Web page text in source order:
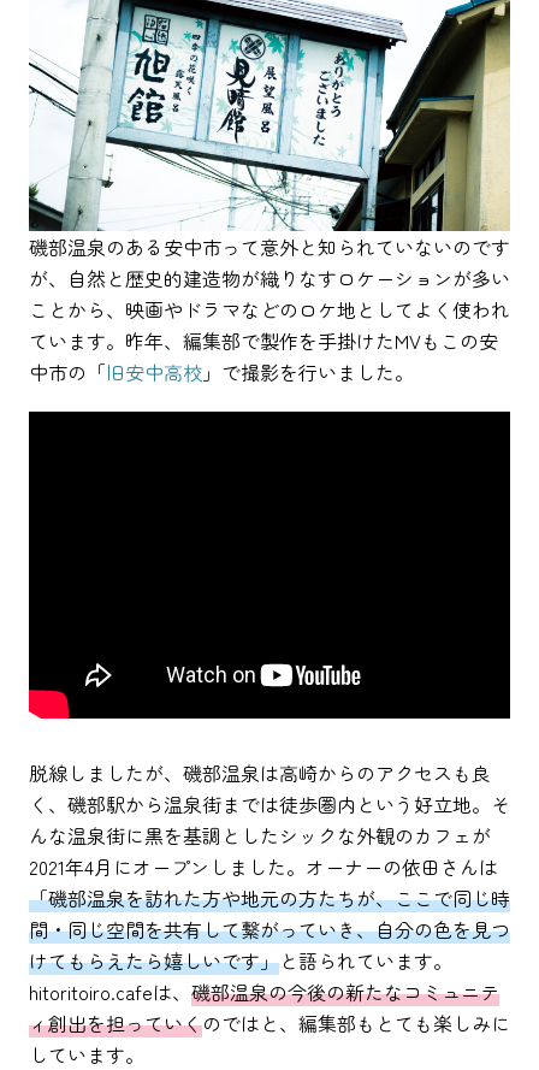
磯部温泉のある安中市って意外と知られていないのです
が、自然と歴史的建造物が織りなすロケーションが多い
ことから、映画やドラマなどのロケ地としてよく使われ
ています。昨年、編集部で製作を手掛けたMVもこの安
中市の「旧安中高校 」で撮影を行いました。
脱線しましたが、磯部温泉は高崎からのアクセスも良
く、磯部駅から温泉街までは徒歩圏内という好立地。そ
んな温泉街に黒を基調としたシックな外観のカフェが
2021年4月にオープンしました。オーナーの依田さんは
「磯部温泉を訪れた方や地元の方たちが、ここで同じ時
間・同じ空間を共有して繋がっていき、自分の色を見つ
けてもらえたら嬉しいです」と語られています。
hitoritoiro.cafeは、 磯部温泉の今後の新たなコミュニテ
ィ創出を担っていくのではと、編集部もとても楽しみに
しています。